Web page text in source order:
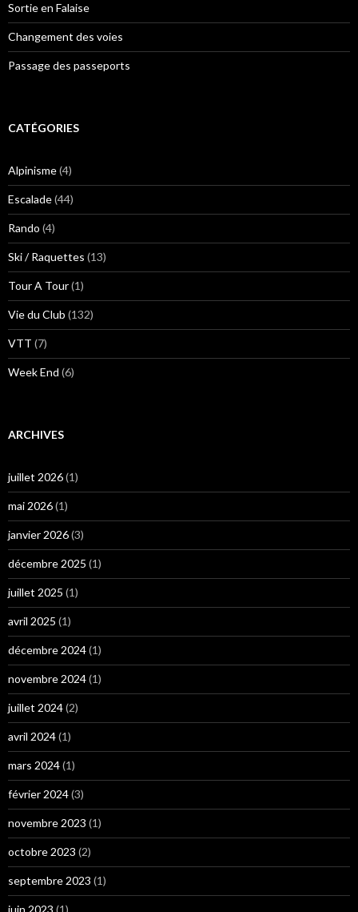
Sortie en Falaise
Changement des voies
Passage des passeports
CATÉGORIES
Alpinisme(4)
Escalade(44)
Rando (4)
Ski / Raquettes (13)
Tour A Tour(1)
Vie du Club (132)
VTT (7)
Week End (6)
ARCHIVES
juillet 2026(1)
mai 2026(1)
janvier 2026(3)
décembre 2025 (1)
juillet 2025 (1)
avril 2025 (1)
décembre 2024(1)
novembre 2024(1)
juillet 2024(2)
avril 2024(1)
mars 2024(1)
février 2024(3)
novembre 2023 (1)
octobre 2023 (2)
septembre 2023 (1)